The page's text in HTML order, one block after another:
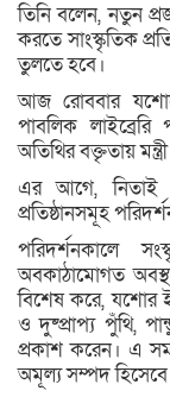
তিনি বলেন, নতুন
করতে সাংস্কৃতিক
তুলতে হবে।
আজ রোববার
পাবলিক
অতিথির বক্তৃতায়
এর আগে, নিতাই
প্রতিষ্ঠানসমূহ
পরিদর্শনকালে
অবকাঠামোগত
বিশেষ করে, যশোর
ও দুষ্প্রাপ্য পুঁথি,
প্রকাশ করেন। এ
অমূল্য সম্পদ